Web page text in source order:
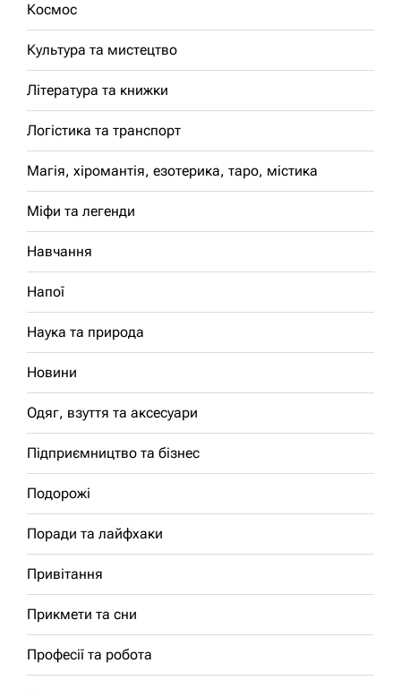
Космос
Культура та мистецтво
Література та книжки
Логістика та транспорт
Магія, хіромантія, езотерика, таро, містика
Міфи та легенди
Навчання
Напої
Наука та природа
Новини
Одяг, взуття та аксесуари
Підприємництво та бізнес
Подорожі
Поради та лайфхаки
Привітання
Прикмети та сни
Професії та робота